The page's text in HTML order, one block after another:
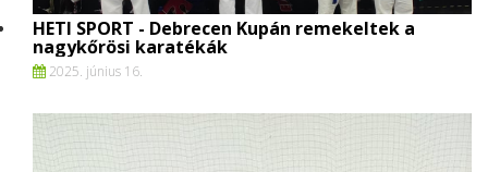
HETI SPORT - Debrecen Kupán remekeltek a
nagykőrösi karatékák
2025. június 16.